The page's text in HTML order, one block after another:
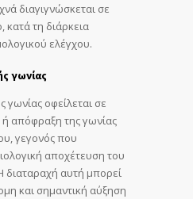
διαγιγνώσκεται σε
τη διάρκεια
ελέγχου.
γωνίας
γωνίας οφείλεται σε
ή απόφραξη της γωνίας
γεγονός που
αποχέτευση του
διαταραχή αυτή μπορεί
και σημαντική αύξηση